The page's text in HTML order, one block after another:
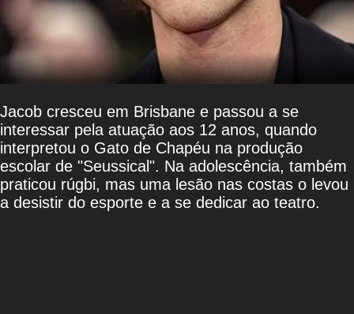
Jacob cresceu em Brisbane e passou a se
interessar pela atuação aos 12 anos, quando
interpretou o Gato de Chapéu na produção
escolar de "Seussical". Na adolescência, também
praticou rúgbi, mas uma lesão nas costas o levou
a desistir do esporte e a se dedicar ao teatro.